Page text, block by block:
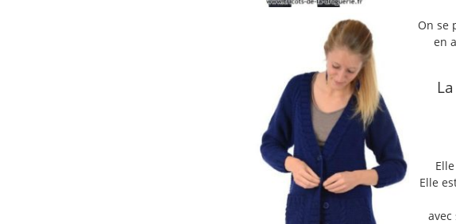
On se
en
Elle
avec